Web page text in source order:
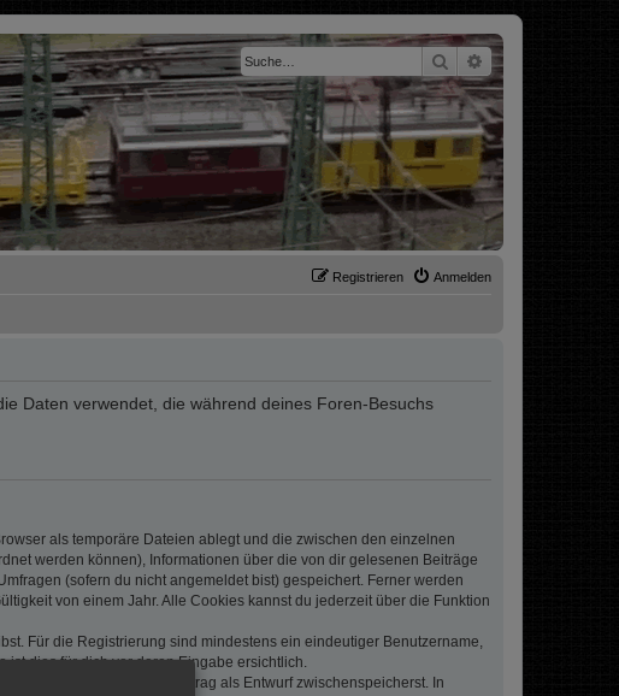
SucheErweiterte Suche
Anmelden
Registrieren
Daten verwendet, die während deines Foren-Besuchs
als temporäre Dateien ablegt und die zwischen den einzelnen
werden können), Informationen über die von dir gelesenen Beiträge
(sofern du nicht angemeldet bist) gespeichert. Ferner werden
von einem Jahr. Alle Cookies kannst du jederzeit über die Funktion
Für die Registrierung sind mindestens ein eindeutiger Benutzername,
ist dies für dich vor deren Eingabe ersichtlich.
gilt, wenn du einen Beitrag als Entwurf zwischenspeicherst. In